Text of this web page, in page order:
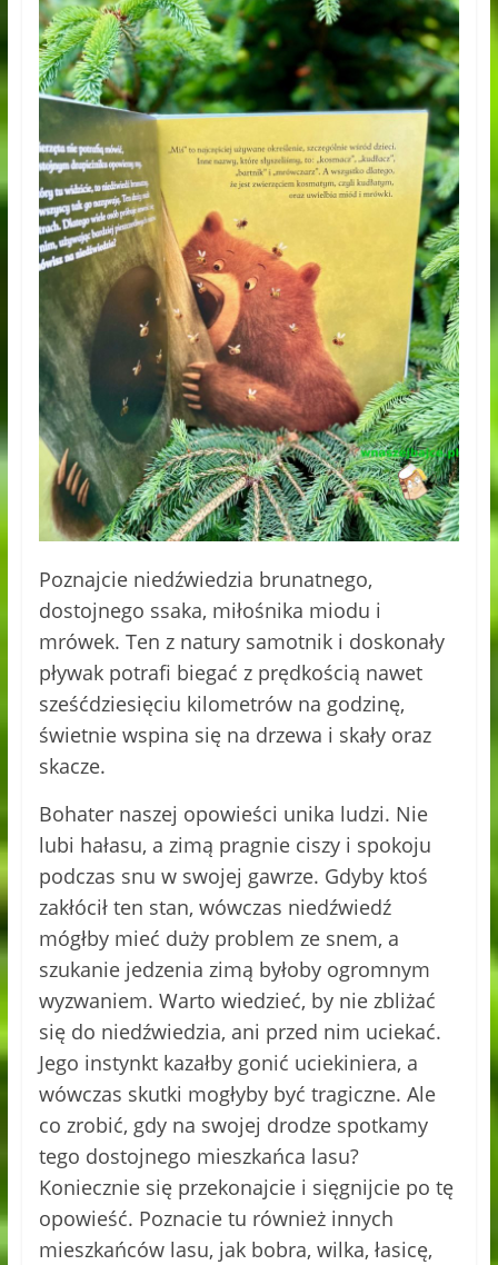
Poznajcie niedźwiedzia brunatnego,
dostojnego ssaka, miłośnika miodu i
mrówek. Ten z natury samotnik i doskonały
pływak potrafi biegać z prędkością nawet
sześćdziesięciu kilometrów na godzinę,
świetnie wspina się na drzewa i skały oraz
skacze.
Bohater naszej opowieści unika ludzi. Nie
lubi hałasu, a zimą pragnie ciszy i spokoju
podczas snu w swojej gawrze. Gdyby ktoś
zakłócił ten stan, wówczas niedźwiedź
mógłby mieć duży problem ze snem, a
szukanie jedzenia zimą byłoby ogromnym
wyzwaniem. Warto wiedzieć, by nie zbliżać
się do niedźwiedzia, ani przed nim uciekać.
Jego instynkt kazałby gonić uciekiniera, a
wówczas skutki mogłyby być tragiczne. Ale
co zrobić, gdy na swojej drodze spotkamy
tego dostojnego mieszkańca lasu?
Koniecznie się przekonajcie i sięgnijcie po tę
opowieść. Poznacie tu również innych
mieszkańców lasu, jak bobra, wilka, łasicę,